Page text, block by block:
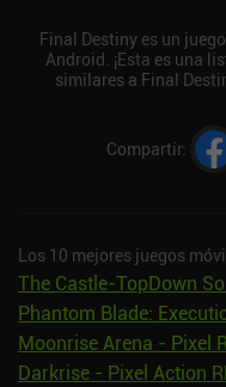
Final Destiny es un
Android. ¡Esta es una
similares a Final
Compartir:
Los 10 mejores juegos
The Castle-TopDown
Phantom Blade:
Moonrise Arena - Pixel
Darkrise - Pixel Action